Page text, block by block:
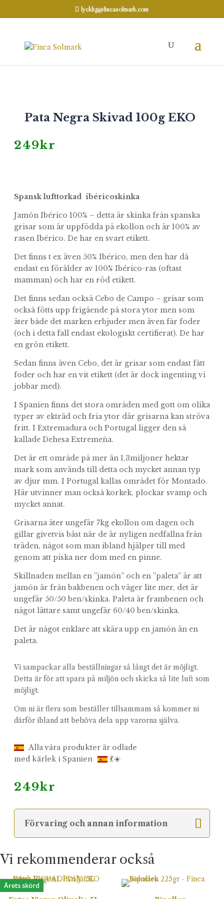
lycklig@fincasolmark.com
Hem Ibericos
/ Pata Negra Skivad 100g
Pata Negra Skivad 100g EKO
249kr
Spansk lufttorkad ibéricoskinka
Jamón Ibérico 100% – detta är skinka från spanska
grisar som är uppfödda på ekollon och är 100% av
rasen Ibérico. De har en svart etikett.
Det finns t ex även 50% Ibérico, men den har då
endast en förälder av 100% Ibérico-ras (oftast
mamman) och har en röd etikett.
Det finns sedan också Cebo de Campo – grisar som
också fötts upp frigående på stora ytor men som
äter både det marken erbjuder men även får foder
(och i detta fall endast ekologiskt certifierat). De har
en grön etikett.
Sedan finns även Cebo, det är grisar som endast fått
foder och har en vit etikett (det är dock ingenting vi
jobbar med).
I Spanien finns det stora områden med gott om olika
typer av ekträd och fria ytor där grisarna kan ströva
fritt. I Extremadura och Portugal ligger den så
kallade Dehesa Extremeña.
Det är ett område på mer än 1,3miljoner hektar
mark som används till detta och mycket annan typ
av djur mm. I Portugal kallas området för Montado.
Här utvinner man också korkek, plockar svamp och
mycket annat.
Grisarna äter ungefär 7kg ekollon om dagen och
gillar givetvis bäst när de är nyligen nedfallna från
träden, något som man ibland hjälper till med
genom att piska ner dom med en pinne.
Skillnaden mellan en ”jamón” och en ”paleta” är att
jamón är från bakbenen och väger lite mer, det är
ungefär 50/50 ben/skinka. Paleta är frambenen och
något lättare samt ungefär 60/40 ben/skinka.
Det är något enklare att skära upp en jamón än en
paleta.
Vi sampackar alla beställningar så långt det är möjligt.
Detta är för att spara på miljön och skicka så lite luft som
möjligt.
Om ni är flera som beställer tillsammans så kommer ni
därför ibland att behöva dela upp varorna själva.
Alla våra produkter är odlade
med kärlek i Spanien
💃☀️
249kr
Förvaring och annan information
Vi rekommenderar också
Årets skörd